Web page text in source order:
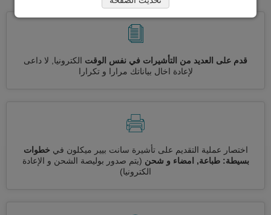
قدم على العديد من التأشيرات في نفس الوقت الكترونيا, لا داعى
لإعادة اخال بياناتك مرارا و تكرارا
اختصار عملية التقديم على تأشيرة سانت بيير ميكلون في خطوات
بسيطة: طباعة, امضاء و شحن (يتم صدور بوليصة الشحن و الإعادة
الكترونيا)